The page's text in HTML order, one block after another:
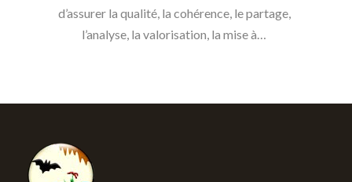
d’assurer la qualité, la cohérence, le partage,
l’analyse, la valorisation, la mise à…